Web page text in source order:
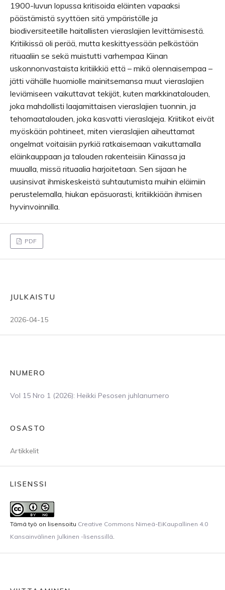
1900-luvun lopussa kritisoida eläinten vapaaksi
päästämistä syyttäen sitä ympäristölle ja
biodiversiteetille haitallisten vieraslajien levittämisestä.
Kritiikissä oli perää, mutta keskittyessään pelkästään
rituaaliin se sekä muistutti varhempaa Kiinan
uskonnonvastaista kritiikkiä että – mikä olennaisempaa –
jätti vähälle huomiolle mainitsemansa muut vieraslajien
leviämiseen vaikuttavat tekijät, kuten markkinatalouden,
joka mahdollisti laajamittaisen vieraslajien tuonnin, ja
tehomaatalouden, joka kasvatti vieraslajeja. Kriitikot eivät
myöskään pohtineet, miten vieraslajien aiheuttamat
ongelmat voitaisiin pyrkiä ratkaisemaan vaikuttamalla
eläinkauppaan ja talouden rakenteisiin Kiinassa ja
muualla, missä rituaalia harjoitetaan. Sen sijaan he
uusinsivat ihmiskeskeistä suhtautumista muihin eläimiin
perustelemalla, hiukan epäsuorasti, kritiikkiään ihmisen
hyvinvoinnilla.
PDF
JULKAISTU
2026-04-15
NUMERO
Vol 15 Nro 1 (2026): Heikki Pesosen juhlanumero
OSASTO
Artikkelit
LISENSSI
Tämä työ on lisensoitu Creative Commons Nimeä-EiKaupallinen 4.0
Kansainvälinen Julkinen -lisenssillä.